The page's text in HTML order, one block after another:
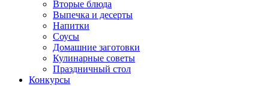
Вторые блюда
Выпечка и десерты
Напитки
Соусы
Домашние заготовки
Кулинарные советы
Праздничный стол
Конкурсы